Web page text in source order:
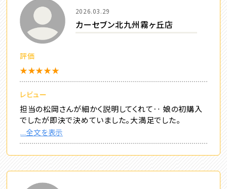
2026.03.29
カーセブン北九州霧ヶ丘店
評価
★★★★★
レビュー
担当の松岡さんが細かく説明してくれて‥ 娘の初購入
でしたが即決で決めていました。大満足でした。
...全文を表示